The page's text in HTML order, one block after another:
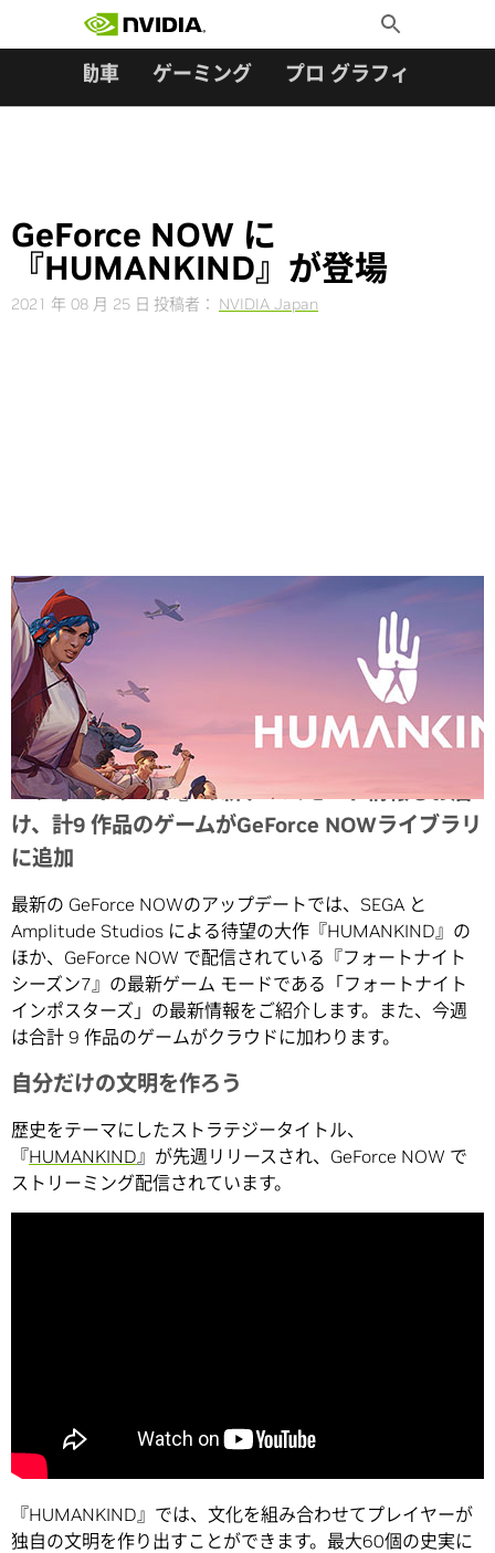
Toggle
Search
自動車 ゲーミング プロ グラフィックス
GeForce NOW に
『HUMANKIND』が登場
2021 年 08 月 25 日 投稿者： NVIDIA Japan
Share
『フォートナイト』の新ゲームモード情報もお届
け、計9 作品のゲームがGeForce NOWライブラリ
に追加
最新の GeForce NOWのアップデートでは、SEGA と
Amplitude Studios による待望の大作『HUMANKIND』の
ほか、GeForce NOW で配信されている『フォートナイト
シーズン7』の最新ゲーム モードである「フォートナイト
インポスターズ」の最新情報をご紹介します。また、今週
は合計 9 作品のゲームがクラウドに加わります。
自分だけの文明を作ろう
歴史をテーマにしたストラテジータイトル、
『HUMANKIND』が先週リリースされ、GeForce NOW で
ストリーミング配信されています。
『HUMANKIND』では、文化を組み合わせてプレイヤーが
独自の文明を作り出すことができます。最大60個の史実に